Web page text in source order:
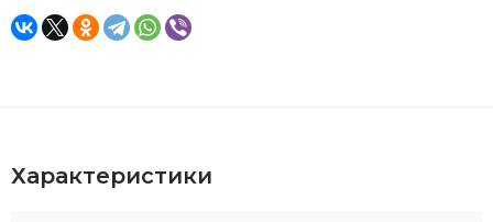
Характеристики